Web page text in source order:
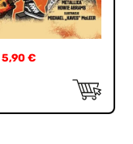
5,90 €